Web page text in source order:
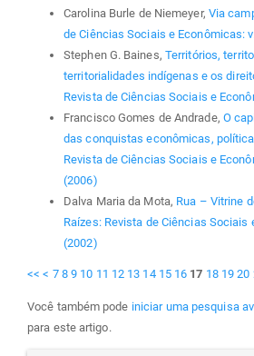
Carolina Burle de Niemeyer, Via
de Ciências Sociais e Econômicas:
Stephen G. Baines, Territórios,
territorialidades indígenas e os
Revista de Ciências Sociais e
Francisco Gomes de Andrade, O
das conquistas econômicas,
Revista de Ciências Sociais e
(2006)
Dalva Maria da Mota, Rua – Vitrine
Raízes: Revista de Ciências Sociais
(2002)
<< < 7 8 9 10 11 12 13 14 15 16 17 18 19 20
Você também pode iniciar uma pesquisa
para este artigo.